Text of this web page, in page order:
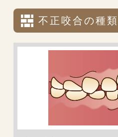
不正咬合の種類